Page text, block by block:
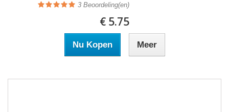
3 Beoordeling(en)
€ 5.75
Nu Kopen Meer